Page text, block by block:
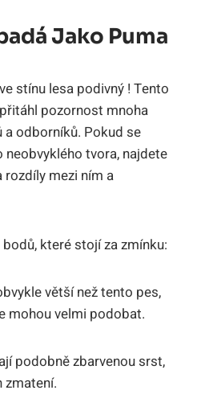
Jako Puma
stínu lesa podivný ! Tento
pozornost mnoha
odborníků. Pokud se
tvora, najdete
mezi ním a
které stojí za zmínku:
větší než tento pes,
mohou velmi podobat.
podobně zbarvenou srst,
zmatení.